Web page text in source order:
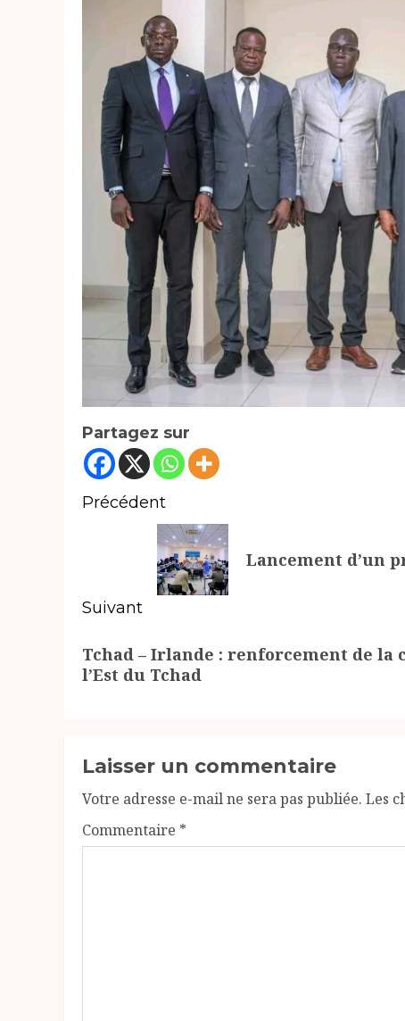
Partagez sur
Navigation
d’article
Précédent
précédent:
Lancement d’un
Suivant
suivant:
Tchad – Irlande : renforcement de
l’Est du Tchad
Laisser un commentaire
Votre adresse e-mail ne sera pas publiée. Les
Commentaire *